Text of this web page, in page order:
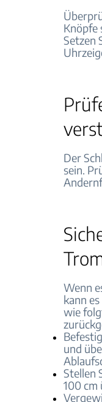
Knöpfe
Setzen
Der
sein.
Wenn
kann
wie
und
Stellen
100 cm